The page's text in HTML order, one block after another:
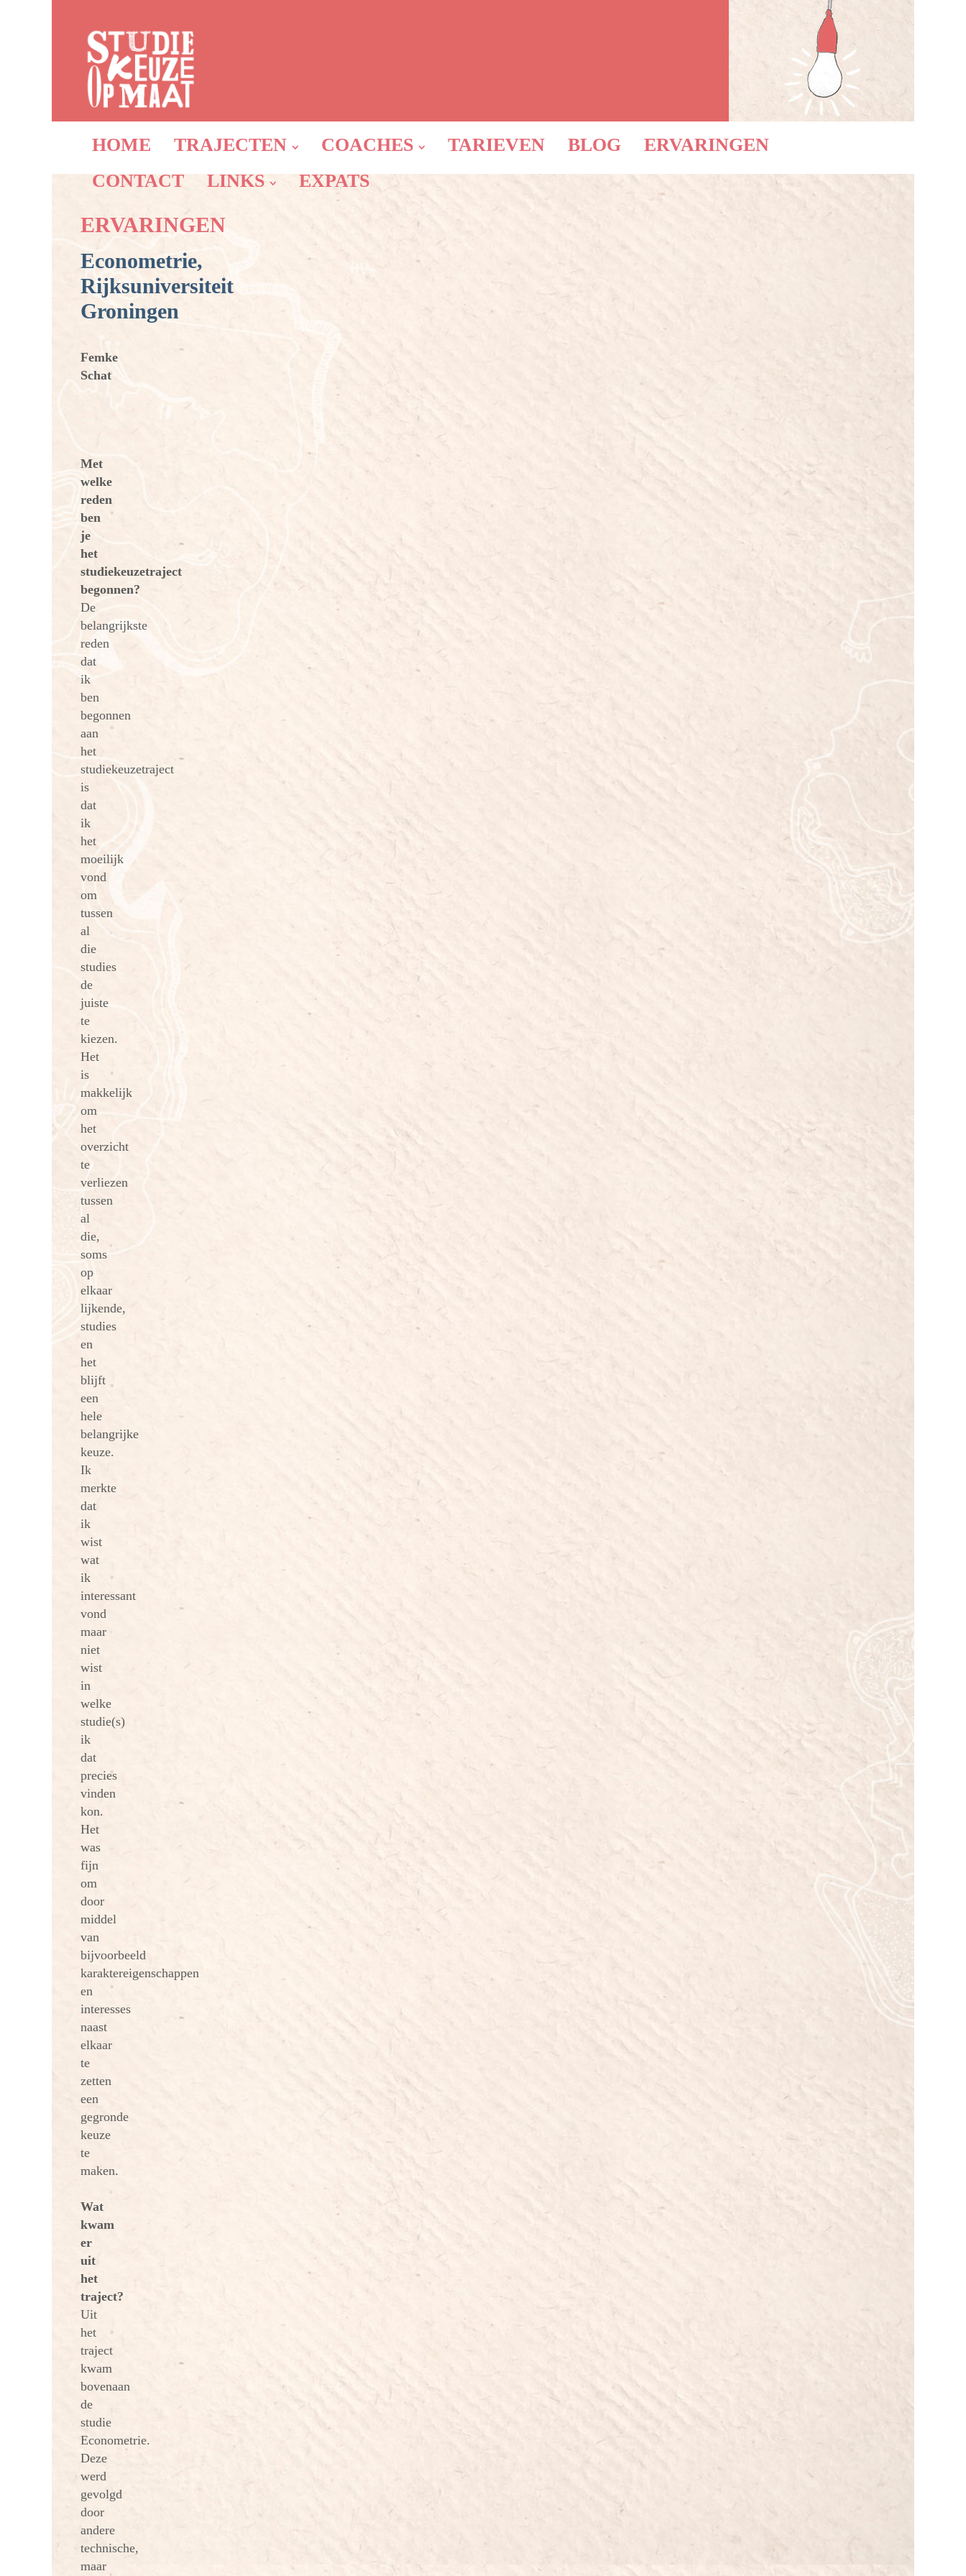
HOME TRAJECTEN COACHES TARIEVEN BLOG
ERVARINGEN
CONTACT
LINKS EXPATS
ERVARINGEN
Econometrie,
Rijksuniversiteit
Groningen
Femke
Schat
Met
welke
reden
ben
je
het
studiekeuzetraject
begonnen?
De
belangrijkste
reden
dat
ik
ben
begonnen
aan
het
studiekeuzetraject
is
dat
ik
het
moeilijk
vond
om
tussen
al
die
studies
de
juiste
te
kiezen.
Het
is
makkelijk
om
het
overzicht
te
verliezen
tussen
al
die,
soms
op
elkaar
lijkende,
studies
en
het
blijft
een
hele
belangrijke
keuze.
Ik
merkte
dat
ik
wist
wat
ik
interessant
vond
maar
niet
wist
in
welke
studie(s)
ik
dat
precies
vinden
kon.
Het
was
fijn
om
door
middel
van
bijvoorbeeld
karaktereigenschappen
en
interesses
naast
elkaar
te
zetten
een
gegronde
keuze
te
maken.
Wat
kwam
er
uit
het
traject?
Uit
het
traject
kwam
bovenaan
de
studie
Econometrie.
Deze
werd
gevolgd
door
andere
technische,
maar